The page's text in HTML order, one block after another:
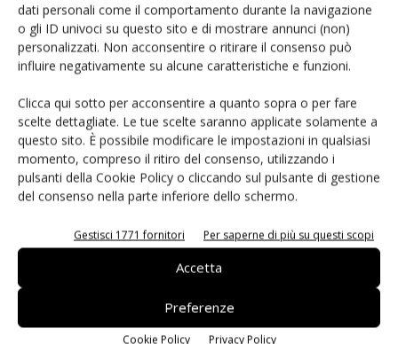
dati personali come il comportamento durante la navigazione
o gli ID univoci su questo sito e di mostrare annunci (non)
personalizzati. Non acconsentire o ritirare il consenso può
influire negativamente su alcune caratteristiche e funzioni.
Clicca qui sotto per acconsentire a quanto sopra o per fare
scelte dettagliate. Le tue scelte saranno applicate solamente a
questo sito. È possibile modificare le impostazioni in qualsiasi
momento, compreso il ritiro del consenso, utilizzando i
pulsanti della Cookie Policy o cliccando sul pulsante di gestione
del consenso nella parte inferiore dello schermo.
Gestisci 1771 fornitori Per saperne di più su questi scopi
Accetta
Preferenze
Cookie Policy Privacy Policy
Salva il mio nome, email e sito web in questo browser per i
prossimi commenti.
Selezione di elettronica